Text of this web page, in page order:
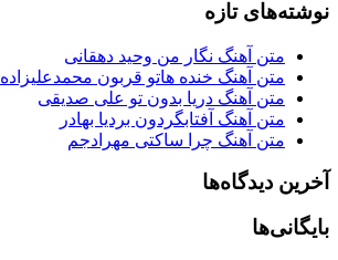
نوشته‌های تازه
متن آهنگ نگار من وحید دهقانی
متن آهنگ خنده هاتو قربون محمدعلیزاده
متن آهنگ دریا بدون تو علی صدیقی
متن آهنگ آفتابگردون بردیا بهادر
متن آهنگ چرا ساکتی مهرادجم
آخرین دیدگاه‌ها
بایگانی‌ها